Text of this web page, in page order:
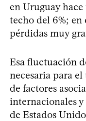
en Uruguay hace
techo del 6%; en
pérdidas muy
Esa fluctuación
necesaria para
de factores
internacionales
de Estados